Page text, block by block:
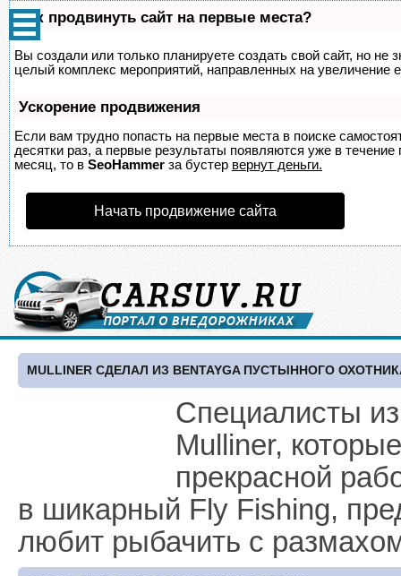
Как продвинуть сайт на первые места?
Вы создали или только планируете создать свой сайт, но не
целый комплекс мероприятий, направленных на увеличение
Ускорение продвижения
Если вам трудно попасть на первые места в поиске
десятки раз, а первые результаты появляются уже в
месяц, то в SeoHammer за бустер вернут деньги.
Начать продвижение сайта
MULLINER СДЕЛАЛ ИЗ BENTAYGA ПУСТЫННОГО
Специалисты
Mulliner,
прекрасной
в шикарный Fly Fishing,
любит рыбачить с